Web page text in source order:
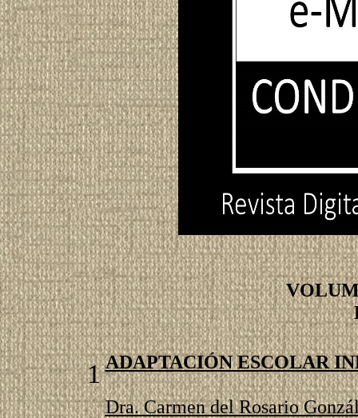
1 ADAPTACIÓN ESCOLAR
Dra. Carmen del Rosario